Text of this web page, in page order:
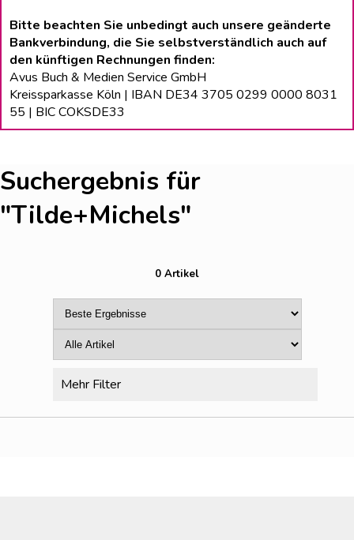
Bitte beachten Sie unbedingt auch unsere geänderte
Bankverbindung, die Sie selbstverständlich auch auf
den künftigen Rechnungen finden:
Avus Buch & Medien Service GmbH
Kreissparkasse Köln | IBAN DE34 3705 0299 0000 8031
55 | BIC COKSDE33
Suchergebnis für
"Tilde+Michels"
0 Artikel
Mehr Filter